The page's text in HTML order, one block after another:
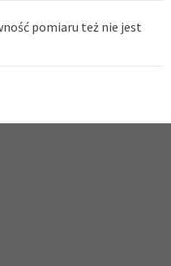
pomiaru też nie jest